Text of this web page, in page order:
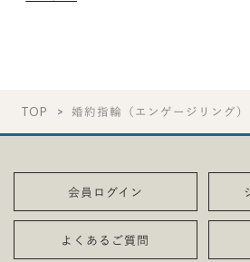
TOP 婚約指輪（エンゲージリング
会員ログイン
よくあるご質問